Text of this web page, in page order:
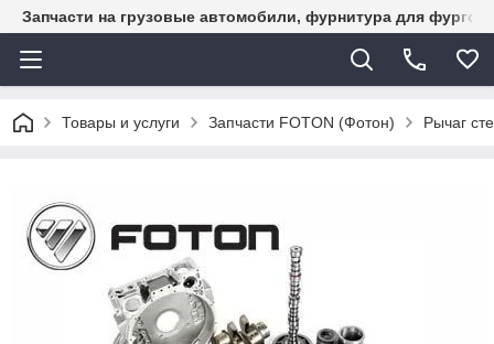
Запчасти на грузовые автомобили, фурнитура для
Товары и услуги Запчасти FOTON (Фотон) Рычаг